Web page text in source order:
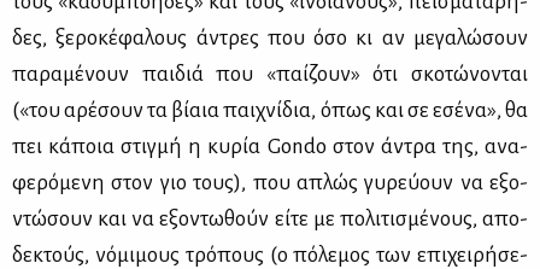
δες, ξε­ρο­κέ­φα­λους άντρες που όσο κι αν με­γα­λώ­σουν
πα­ρα­μέ­νουν παι­διά που «παί­ζουν» ότι σκο­τώ­νο­νται
(«του αρέ­σουν τα βί­αια παι­χνί­δια, όπως και σε εσέ­να», θα
πει κά­ποια στιγ­μή η κυ­ρία Gondo στον άντρα της, ανα­
φε­ρό­με­νη στον γιο τους), που απλώς γυ­ρεύ­ουν να εξο­
ντώ­σουν και να εξο­ντω­θούν εί­τε με πο­λι­τι­σμέ­νους, απο­
δε­κτούς, νό­μι­μους τρό­πους (ο πό­λε­μος των επι­χει­ρή­σε­